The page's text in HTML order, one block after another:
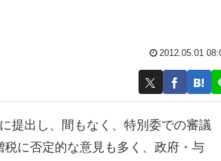
2012.05.01
提出し、間もなく、特別委での審議
に否定的な意見も多く、政府・与